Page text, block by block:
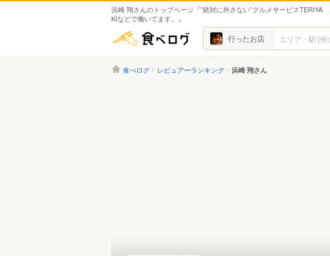
浜崎 翔さんのトップページ『”絶対に外さない”グルメサービスTERIYA
KIなどで働いてます。』
食べログ 行ったお店
食べログ レビュアーランキング 浜崎 翔さん